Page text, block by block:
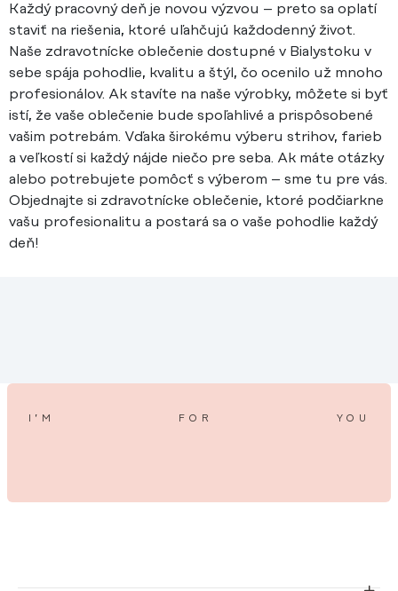
Každý pracovný deň je novou výzvou – preto sa oplatí
staviť na riešenia, ktoré uľahčujú každodenný život.
Naše zdravotnícke oblečenie dostupné v Bialystoku v
sebe spája pohodlie, kvalitu a štýl, čo ocenilo už mnoho
profesionálov. Ak stavíte na naše výrobky, môžete si byť
istí, že vaše oblečenie bude spoľahlivé a prispôsobené
vašim potrebám. Vďaka širokému výberu strihov, farieb
a veľkostí si každý nájde niečo pre seba. Ak máte otázky
alebo potrebujete pomôcť s výberom – sme tu pre vás.
Objednajte si zdravotnícke oblečenie, ktoré podčiarkne
vašu profesionalitu a postará sa o vaše pohodlie každý
deň!
I’M FOR YOU